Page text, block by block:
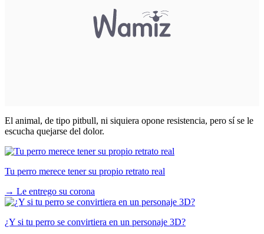
El animal, de tipo pitbull, ni siquiera opone resistencia, pero sí se le
escucha quejarse del dolor.
Tu perro merece tener su propio retrato real
→ Le entrego su corona
¿Y si tu perro se convirtiera en un personaje 3D?